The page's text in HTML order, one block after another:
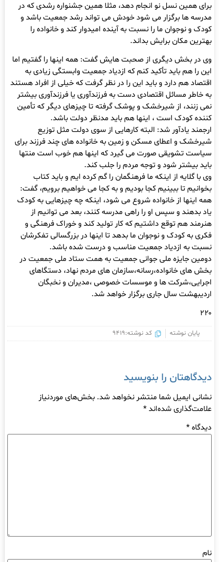
برای همین نسل نو انجام دهد، مثلا همین جشنواره رشدی که در
مدرسه ها برگزار می شود خودش می تواند رشد جمعیت باشد و
کودک و نوجوان ما را نسبت به آینده امیدوار کند و خانواده را
بهترین مکان برایش بداند.
وی در بخش دیگری از صحبت هایش گفت: همه اینها را گفتیم اما
این را هم باید تأکید کنم که ازدیاد جمعیت وابستگی زیادی به
اقتصاد هم دارد و باید این را در نظر گرفت که خیلی از افراد هستند
به خاطر مسائل اقتصادی دست به فرزندآوری یا فرزندآوری بیشتر
نمی زنند، از شیرخشک و پوشک گرفته تا چیزهای دیگر که تأمین
کننده کودک است ، اینها هم باید مدنظر دولت باشد.
ارجمند یادآور شد: البته کارهایی از سوی دولت مثل توزیع
شیرخشک و اعطای مسکن و زمین به خانواده های چند فرزند برای
سیاست تشویقی صورت می گیرد که اینها هم خوب است منتها
باید بیشتر شود و توجه مردم را جلب کند.
وی با گلایه از اینکه ما فرهنگمان را گم کرده ایم و باید کتاب
بخوانیم تا ببینیم کجا بودیم و به کجا می خواهیم برویم، گفت:
همه اینها از خانواده شروع می شود، اینکه چه چیزهایی به کودک
یاد بدهند و سپس او را راهی مدرسه کنند، بعد می توانیم از
هنرمند هم توقع داشتیم که کار تولید کند و خوراک فرهنگی و
فکری به کودک و نوجوان ما بدهد تا اینها در بزرگسالی تفکرشان
نسبت به ازدیاد جمعیت مناسب و درست شده باشد.
دومین جایزه ملی جوانی جمعیت به همت ستاد ملی جمعیت در
بخش های خانواده،رسانه،سازمان های مردم نهاد، دستگاهای
اجرایی،شرکت ها و موسسات خصوصی ،مدیران و نخبگان
اردیبهشت سال جاری برگزار خواهد شد.
۲۲۰
پایان نوشته کد نوشته:9419
دیدگاهتان را بنویسید
نشانی ایمیل شما منتشر نخواهد شد. بخش‌های موردنیاز
علامت‌گذاری شده‌اند*
دیدگاه*
نام